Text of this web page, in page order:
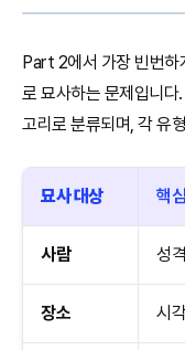
Part 2에서 가장 빈번하
로 묘사하는 문제입니다
고리로 분류되며, 각 유
묘사 대상 핵
사람 성
장소 시